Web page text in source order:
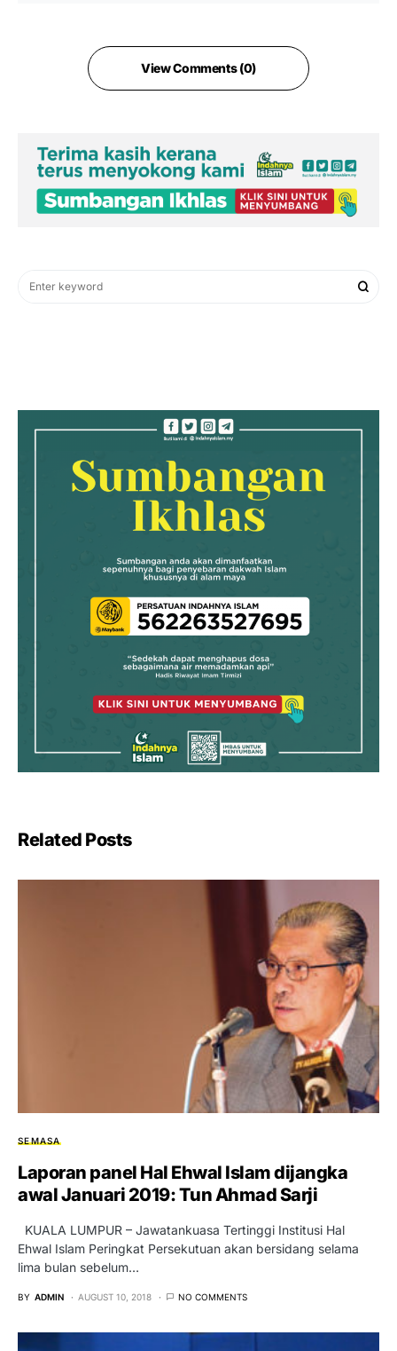
View Comments (0)
Related Posts
SEMASA
Laporan panel Hal Ehwal Islam dijangka
awal Januari 2019: Tun Ahmad Sarji
KUALA LUMPUR – Jawatankuasa Tertinggi Institusi Hal
Ehwal Islam Peringkat Persekutuan akan bersidang selama
lima bulan sebelum…
BY ADMIN AUGUST 10, 2018 NO COMMENTS